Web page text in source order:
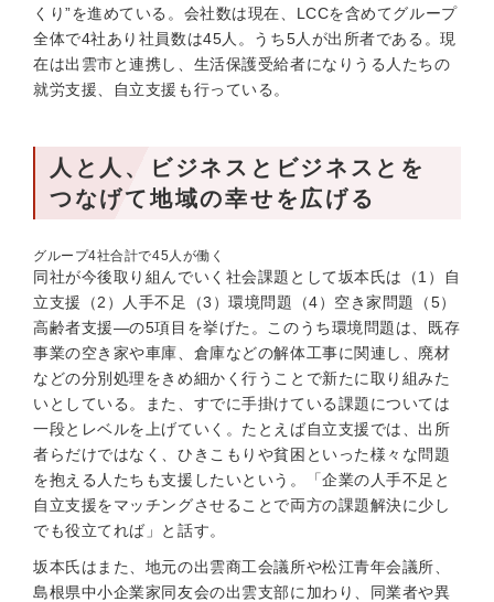
くり”を進めている。会社数は現在、LCCを含めてグループ
全体で4社あり社員数は45人。うち5人が出所者である。現
在は出雲市と連携し、生活保護受給者になりうる人たちの
就労支援、自立支援も行っている。
人と人、ビジネスとビジネスとを
つなげて地域の幸せを広げる
グループ4社合計で45人が働く
同社が今後取り組んでいく社会課題として坂本氏は（1）自
立支援（2）人手不足（3）環境問題（4）空き家問題（5）
高齢者支援—の5項目を挙げた。このうち環境問題は、既存
事業の空き家や車庫、倉庫などの解体工事に関連し、廃材
などの分別処理をきめ細かく行うことで新たに取り組みた
いとしている。また、すでに手掛けている課題については
一段とレベルを上げていく。たとえば自立支援では、出所
者らだけではなく、ひきこもりや貧困といった様々な問題
を抱える人たちも支援したいという。「企業の人手不足と
自立支援をマッチングさせることで両方の課題解決に少し
でも役立てれば」と話す。
坂本氏はまた、地元の出雲商工会議所や松江青年会議所、
島根県中小企業家同友会の出雲支部に加わり、同業者や異